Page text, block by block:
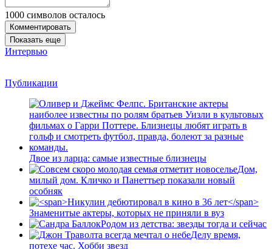
1000 символов осталось
Комментировать
Показать еще
Интервью
Публикации
Двое из ларца: самые известные близнецы
Дом,
милый дом. Кличко и Панеттьер показали новый
особняк
Знаменитые актеры, которых не приняли в вуз
Родом из детства: звезды тогда и сейчас
Делу время,
потехе час. Хобби звезд